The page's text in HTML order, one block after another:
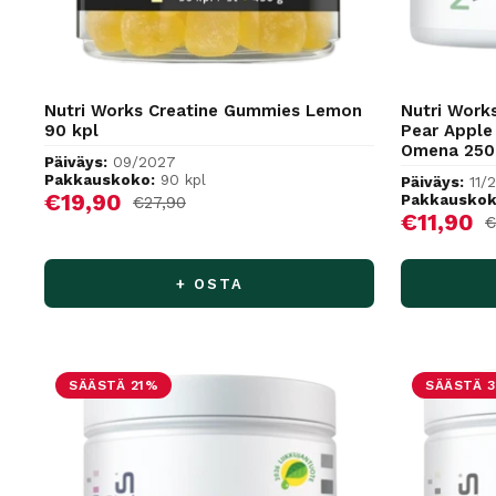
Nutri Works Creatine Gummies Lemon
90 kpl
Päiväys: 09/2027
Pakkauskoko: 90 kpl
Alennushinta
€19,90 Normaalihinta
€27,90
+ OSTA
Nutri
Pear
Omena
Päiväys: 11/
€11,90
SÄÄSTÄ 21% SÄÄSTÄ